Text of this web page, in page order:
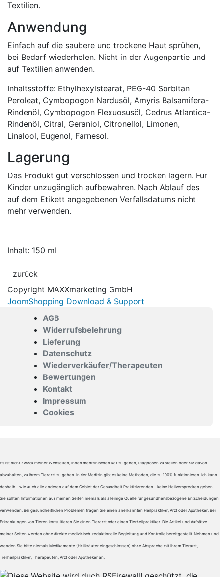
Textilien.
Anwendung
Einfach auf die saubere und trockene Haut sprühen,
bei Bedarf wiederholen. Nicht in der Augenpartie und
auf Textilien anwenden.
Inhaltsstoffe: Ethylhexylstearat, PEG-40 Sorbitan
Peroleat, Cymbopogon Nardusöl, Amyris Balsamifera-
Rindenöl, Cymbopogon Flexuosusöl, Cedrus Atlantica-
Rindenöl, Citral, Geraniol, Citronellol, Limonen,
Linalool, Eugenol, Farnesol.
Lagerung
Das Produkt gut verschlossen und trocken lagern. Für
Kinder unzugänglich aufbewahren. Nach Ablauf des
auf dem Etikett angegebenen Verfallsdatums nicht
mehr verwenden.
Inhalt: 150 ml
Copyright MAXXmarketing GmbH
JoomShopping Download & Support
AGB
Widerrufsbelehrung
Lieferung
Datenschutz
Wiederverkäufer/Therapeuten
Bewertungen
Kontakt
Impressum
Cookies
Es ist nicht Zweck meiner Webseiten, Ihnen medizinischen Rat zu geben, Diagnosen zu stellen oder Sie davon
abzuhalten, zu Ihrem Tierarzt zu gehen. In der Medizin gibt es keine Methoden, die zu 100% funktionieren. Ich kann
deshalb - wie auch alle anderen auf dem Gebiet der Gesundheit Praktizierenden - keine Heilversprechen geben.
Sie sollten Informationen aus meinen Seiten niemals als alleinige Quelle für gesundheitsbezogene Entscheidungen
verwenden. Bei gesundheitlichen Problemen fragen Sie einen anerkannten Heilpraktiker, Arzt oder Apotheker. Bei
Erkrankungen von Tieren konsultieren Sie einen Tierarzt oder einen Tierheilpraktiker. Die Artikel und Aufsätze
meiner Seiten werden ohne direkte medizinisch-redaktionelle Begleitung und Kontrolle bereitgestellt. Nehmen und
wenden Sie bitte niemals Medikamente (Heilkräuter eingeschlossen) ohne Absprache mit Ihrem Tierarzt,
Tierheilpraktiker, Therapeuten, Arzt oder Apotheker an.